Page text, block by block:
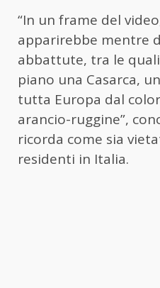
“In un frame del
apparirebbe mentre
abbattute, tra le
piano una Casarca,
tutta Europa dal
arancio-ruggine”,
ricorda come sia
residenti in Italia.